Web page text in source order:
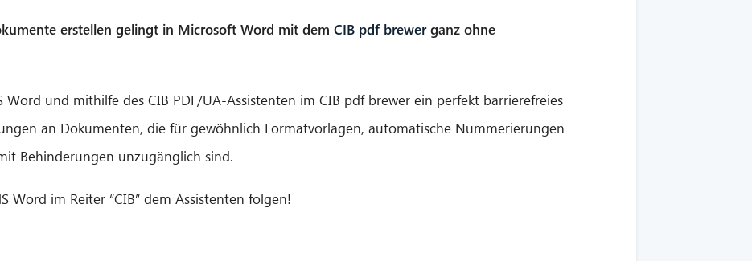
erstellen gelingt in Microsoft Word mit dem CIB pdf brewerganz ohne
und mithilfe des CIB PDF/UA-Assistenten im CIB pdf brewer ein perfekt barrierefreies
an Dokumenten, die für gewöhnlich Formatvorlagen, automatische Nummerierungen
Behinderungen unzugänglich sind.
Word im Reiter “CIB” dem Assistenten folgen!